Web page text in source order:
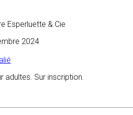
Esperluette & Cie
2024
adultes. Sur inscription.